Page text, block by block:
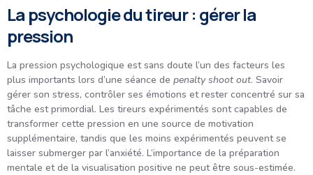
La psychologie du tireur : gérer la
pression
La pression psychologique est sans doute l’un des facteurs les
plus importants lors d’une séance de penalty shoot out. Savoir
gérer son stress, contrôler ses émotions et rester concentré sur sa
tâche est primordial. Les tireurs expérimentés sont capables de
transformer cette pression en une source de motivation
supplémentaire, tandis que les moins expérimentés peuvent se
laisser submerger par l’anxiété. L’importance de la préparation
mentale et de la visualisation positive ne peut être sous-estimée.